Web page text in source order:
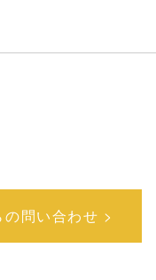
問い合わせ >